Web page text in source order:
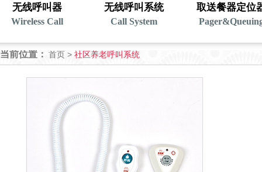
无线呼叫器
Wireless Call
无线呼叫系统
Call System
取送餐器定位
当前位置： 首页 > 社区养老呼叫系统